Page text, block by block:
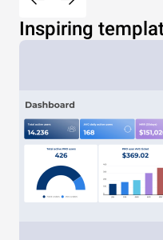
Inspiring